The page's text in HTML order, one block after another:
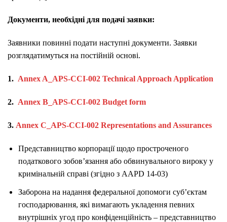
Документи, необхідні для подачі заявки:
Заявники повинні подати наступні документи. Заявки
розглядатимуться на постійній основі.
1. Annex A_APS-CCI-002 Technical Approach Application
2. Annex B_APS-CCI-002 Budget form
3. Annex C_APS-CCI-002 Representations and Assurances
Представництво корпорації щодо простроченого
податкового зобов’язання або обвинувального вироку у
кримінальній справі (згідно з AAPD 14-03)
Заборона на надання федеральної допомоги суб’єктам
господарювання, які вимагають укладення певних
внутрішніх угод про конфіденційність – представництво